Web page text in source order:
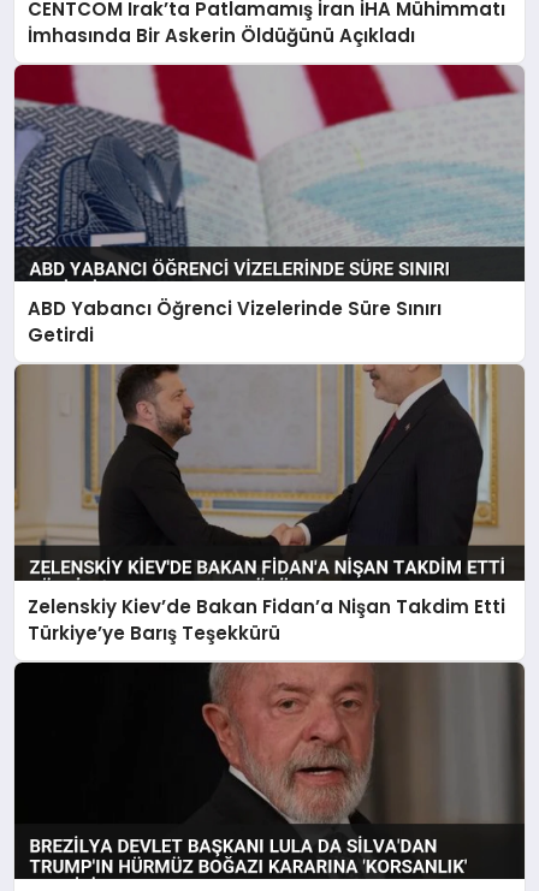
CENTCOM Irak’ta Patlamamış İran İHA Mühimmatı
İmhasında Bir Askerin Öldüğünü Açıkladı
ABD Yabancı Öğrenci Vizelerinde Süre Sınırı
Getirdi
Zelenskiy Kiev’de Bakan Fidan’a Nişan Takdim Etti
Türkiye’ye Barış Teşekkürü